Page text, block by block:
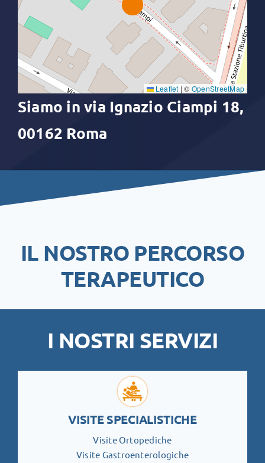
Leaflet | © OpenStreetMap
Siamo in via Ignazio Ciampi 18,
00162 Roma
IL NOSTRO PERCORSO
TERAPEUTICO
I NOSTRI SERVIZI
VISITE SPECIALISTICHE
Visite Ortopediche
Visite Gastroenterologiche